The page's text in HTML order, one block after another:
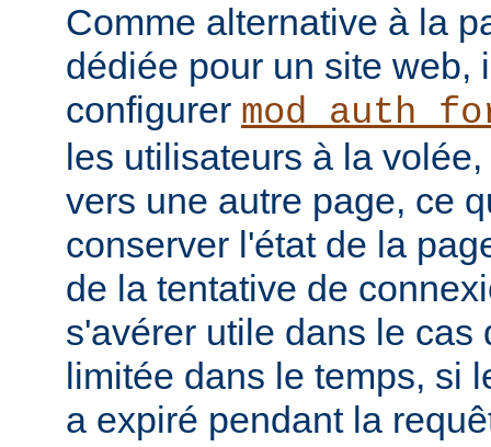
Comme alternative à la
dédiée pour un site web,
configurer
les utilisateurs à la
vers une autre page, ce
conserver l'état de la
de la tentative de
s'avérer utile dans le cas
limitée dans le temps, si
a expiré pendant la